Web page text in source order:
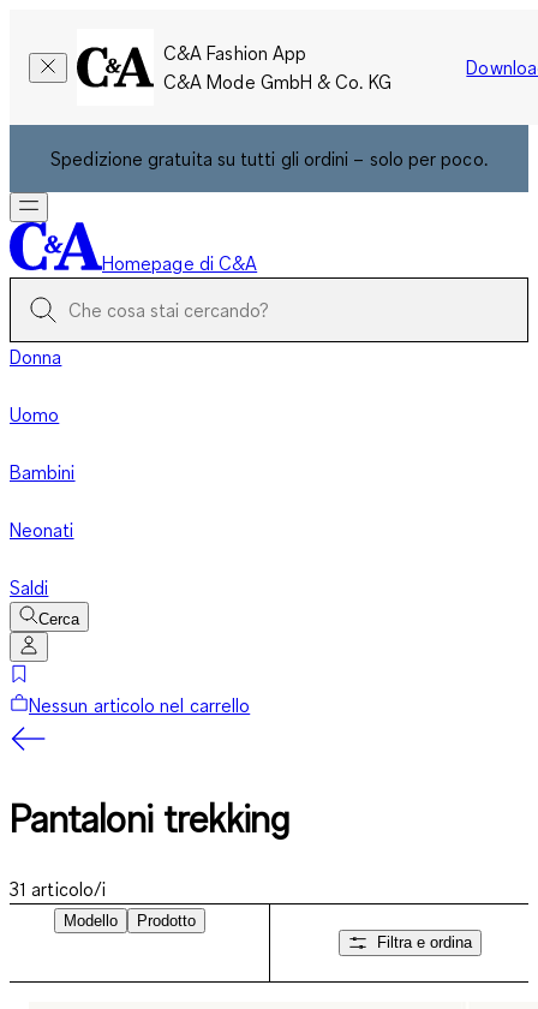
C&A Fashion App
C&A Mode GmbH & Co. KG
Spedizione gratuita su tutti gli ordini – solo per poco.
Homepage di C&A
Donna
Uomo
Bambini
Neonati
Saldi
Cerca
Nessun articolo nel carrello
Pantaloni trekking
31 articolo/i
Modello
Prodotto
Filtra e ordina